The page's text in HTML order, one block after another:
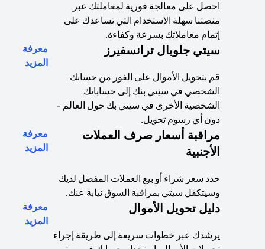
احصل على معالجة فورية لمعاملتك عبر
منصتنا سهلة الاستخدام التي تساعدك على
إتمام معاملاتك بسرعة وكفاءة.
سيتي جلوبال ترانسفيرز
قم بتحويل الأموال على الفور من حسابك
الشخصي في سيتي بنك إلى حساباتك
الشخصية الأخرى في سيتي بك حول العالم -
دون أي رسوم تحويل.
معرفة
المزيد
مراقبة أسعار صرف العملات
الأجنبية
حدد سعر شراء أو بيع العملات المفضل لديك
وسيتكفل سيتي بمراقبة السوق نيابة عنك.
معرفة
المزيد
دليل تحويل الأموال
يرشدك عبر خطوات سريعة إلى طريقة إجراء
معرفة
المزيد